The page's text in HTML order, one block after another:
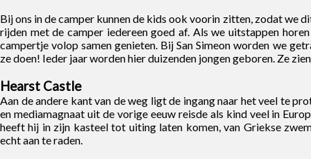
Bij ons in de camper kunnen de kids ook voorin zitten, zodat we
rijden met de camper iedereen goed af. Als we uitstappen horen
campertje volop samen genieten. Bij San Simeon worden we
ze doen! Ieder jaar worden hier duizenden jongen geboren. Ze
Hearst Castle
Aan de andere kant van de weg ligt de ingang naar het veel te
en mediamagnaat uit de vorige eeuw reisde als kind veel in
heeft hij in zijn kasteel tot uiting laten komen, van Griekse
echt aan te raden.